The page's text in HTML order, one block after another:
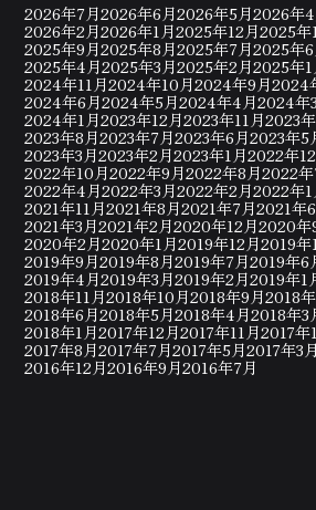
2026年7月2026年6月2026年5月2026年
2026年2月2026年1月2025年12月2025年
2025年9月2025年8月2025年7月2025年
2025年4月2025年3月2025年2月2025年
2024年11月2024年10月2024年9月2024
2024年6月2024年5月2024年4月2024年
2024年1月2023年12月2023年11月2023
2023年8月2023年7月2023年6月2023年5
2023年3月2023年2月2023年1月2022年
2022年10月2022年9月2022年8月2022
2022年4月2022年3月2022年2月2022年
2021年11月2021年8月2021年7月2021年
2021年3月2021年2月2020年12月2020年
2020年2月2020年1月2019年12月2019年
2019年9月2019年8月2019年7月2019年6
2019年4月2019年3月2019年2月2019年1
2018年11月2018年10月2018年9月2018
2018年6月2018年5月2018年4月2018年3
2018年1月2017年12月2017年11月2017年
2017年8月2017年7月2017年5月2017年3
2016年12月2016年9月2016年7月